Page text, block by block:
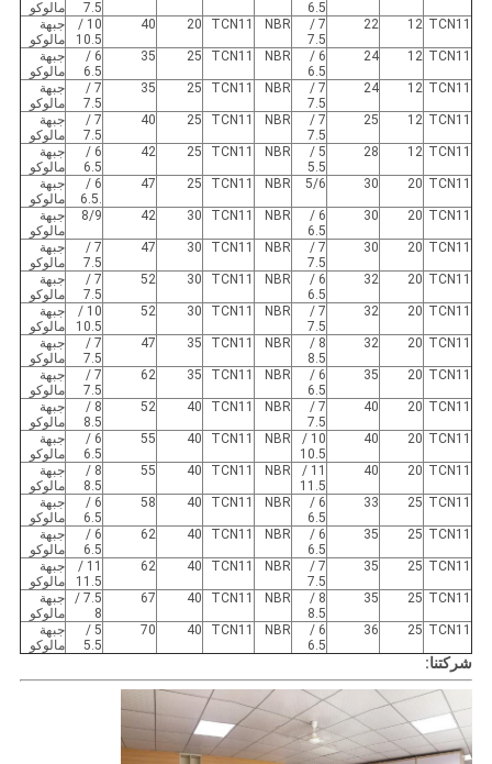
6.5
7.5
مالوكو
TCN11
12
22
7 /
7.5
NBR
TCN11
20
40
10 /
10.5
جبهة
مالوكو
TCN11
12
24
6 /
6.5
NBR
TCN11
25
35
6 /
6.5
جبهة
مالوكو
TCN11
12
24
7 /
7.5
NBR
TCN11
25
35
7 /
7.5
جبهة
مالوكو
TCN11
12
25
7 /
7.5
NBR
TCN11
25
40
7 /
7.5
جبهة
مالوكو
TCN11
12
28
5 /
5.5
NBR
TCN11
25
42
6 /
6.5
جبهة
مالوكو
TCN11
20
30
5/6
NBR
TCN11
25
47
6 /
.6.5
جبهة
مالوكو
TCN11
20
30
6 /
6.5
NBR
TCN11
30
42
8/9
جبهة
مالوكو
TCN11
20
30
7 /
7.5
NBR
TCN11
30
47
7 /
7.5
جبهة
مالوكو
TCN11
20
32
6 /
6.5
NBR
TCN11
30
52
7 /
7.5
جبهة
مالوكو
TCN11
20
32
7 /
7.5
NBR
TCN11
30
52
10 /
10.5
جبهة
مالوكو
TCN11
20
32
8 /
8.5
NBR
TCN11
35
47
7 /
7.5
جبهة
مالوكو
TCN11
20
35
6 /
6.5
NBR
TCN11
35
62
7 /
7.5
جبهة
مالوكو
TCN11
20
40
7 /
7.5
NBR
TCN11
40
52
8 /
8.5
جبهة
مالوكو
TCN11
20
40
10 /
10.5
NBR
TCN11
40
55
6 /
6.5
جبهة
مالوكو
TCN11
20
40
11 /
11.5
NBR
TCN11
40
55
8 /
8.5
جبهة
مالوكو
TCN11
25
33
6 /
6.5
NBR
TCN11
40
58
6 /
6.5
جبهة
مالوكو
TCN11
25
35
6 /
6.5
NBR
TCN11
40
62
6 /
6.5
جبهة
مالوكو
TCN11
25
35
7 /
7.5
NBR
TCN11
40
62
11 /
11.5
جبهة
مالوكو
TCN11
25
35
8 /
8.5
NBR
TCN11
40
67
7.5 /
8
جبهة
مالوكو
TCN11
25
36
6 /
6.5
NBR
TCN11
40
70
5 /
5.5
جبهة
مالوكو
شركتنا: